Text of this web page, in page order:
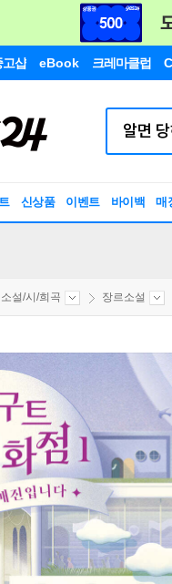
고샵 eBook 크레마클럽
신상품 이벤트 바이백 매
소설/시/희곡 장르소설